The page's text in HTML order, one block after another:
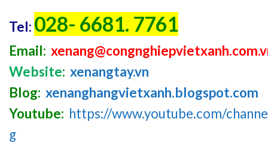
Tel: 028- 6681. 7761
Email:
Website: xenangtay.vn
Blog: xenanghangvietxanh.blogspot.com
Youtube: https://www.youtube.com/
g